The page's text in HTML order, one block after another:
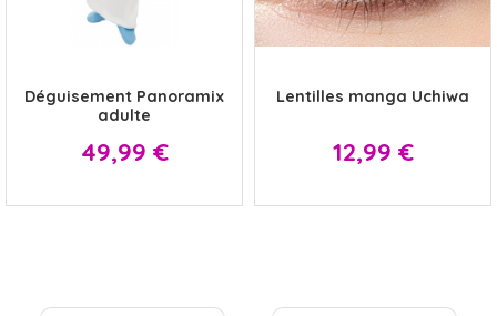
Déguisement Panoramix
adulte
Prix
49,99 €
Lentilles manga Uchiwa
Prix
12,99 €